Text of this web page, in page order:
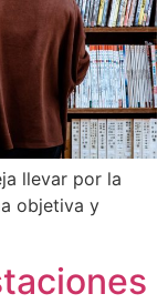
llevar por la
objetiva y